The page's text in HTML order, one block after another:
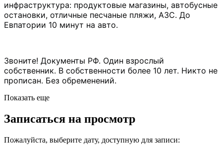
инфраструктура: продуктовые магазины, автобусные
остановки, отличные песчаные пляжи, АЗС. До
Евпатории 10 минут на авто.
Звоните! Документы РФ. Один взрослый
собственник. В собственности более 10 лет. Никто не
прописан. Без обременений.
Показать еще
Записаться на просмотр
Пожалуйста, выберите дату, доступную для записи: